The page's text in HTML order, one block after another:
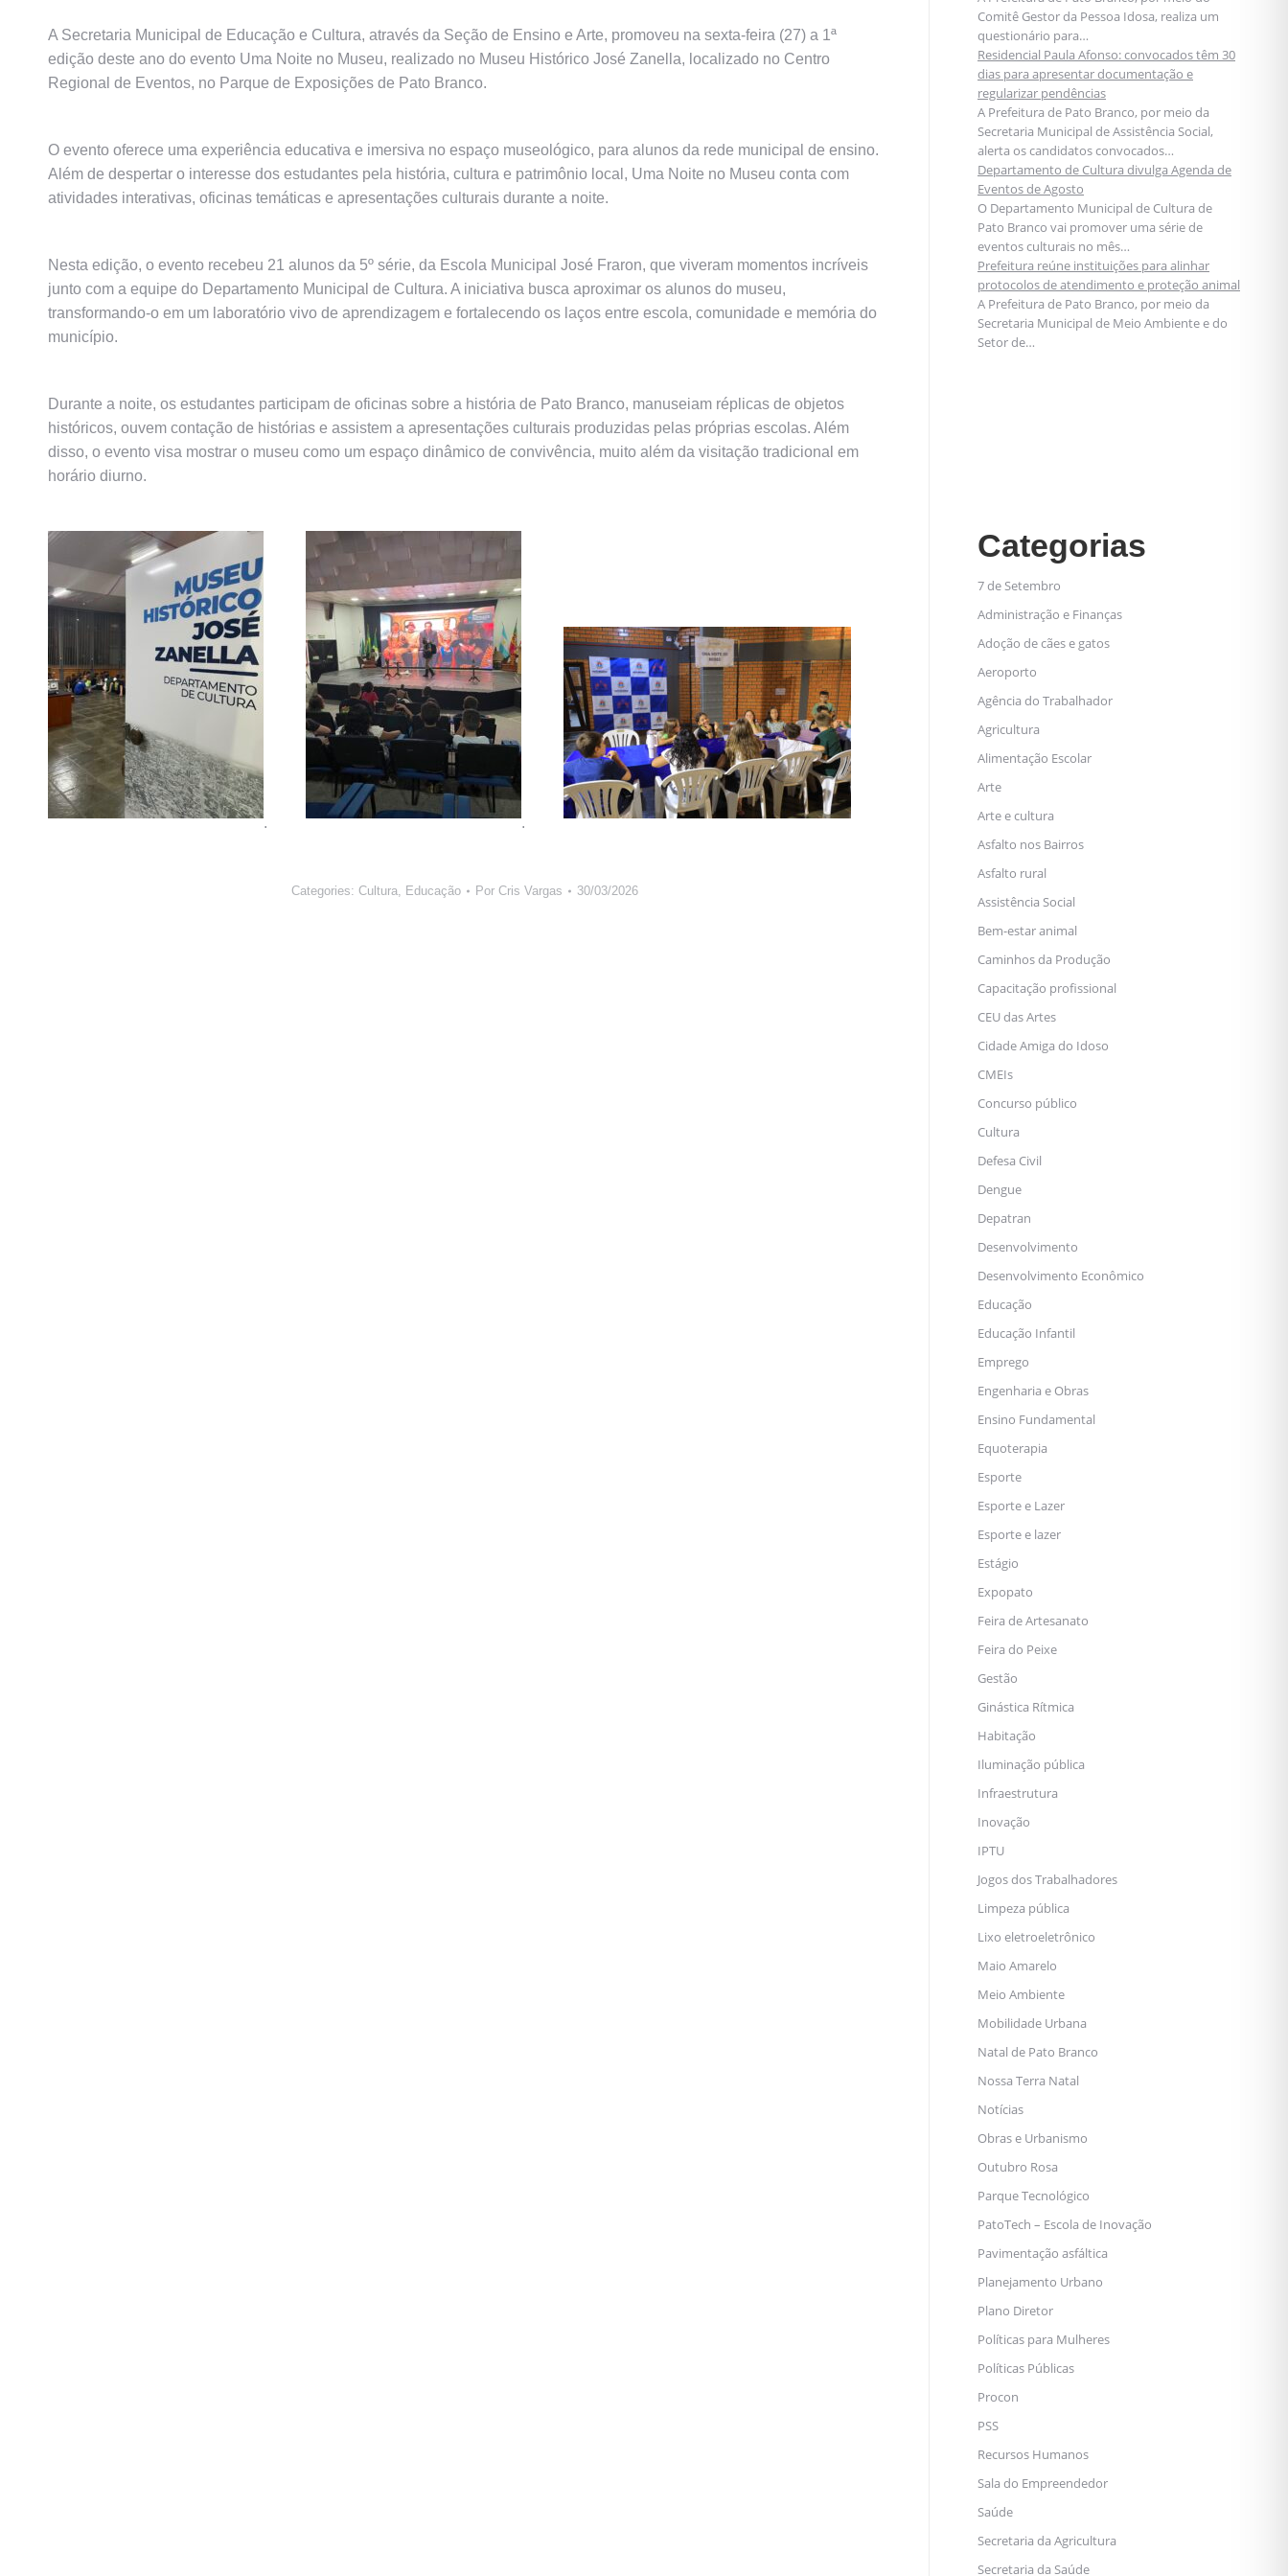
A Secretaria Municipal de Educação e Cultura, através da Seção de Ensino e Arte, promoveu na sexta-feira (27) a 1ª
edição deste ano do evento Uma Noite no Museu, realizado no Museu Histórico José Zanella, localizado no Centro
Regional de Eventos, no Parque de Exposições de Pato Branco.
O evento oferece uma experiência educativa e imersiva no espaço museológico, para alunos da rede municipal de ensino.
Além de despertar o interesse dos estudantes pela história, cultura e patrimônio local, Uma Noite no Museu conta com
atividades interativas, oficinas temáticas e apresentações culturais durante a noite.
Nesta edição, o evento recebeu 21 alunos da 5º série, da Escola Municipal José Fraron, que viveram momentos incríveis
junto com a equipe do Departamento Municipal de Cultura. A iniciativa busca aproximar os alunos do museu,
transformando-o em um laboratório vivo de aprendizagem e fortalecendo os laços entre escola, comunidade e memória do
município.
Durante a noite, os estudantes participam de oficinas sobre a história de Pato Branco, manuseiam réplicas de objetos
históricos, ouvem contação de histórias e assistem a apresentações culturais produzidas pelas próprias escolas. Além
disso, o evento visa mostrar o museu como um espaço dinâmico de convivência, muito além da visitação tradicional em
horário diurno.
. .
Categories: Cultura Educação Por Cris Vargas 30/03/2026
Comitê Gestor da Pessoa Idosa, realiza um
questionário para…
Residencial Paula Afonso: convocados têm 30
dias para apresentar documentação e
regularizar pendências
A Prefeitura de Pato Branco, por meio da
Secretaria Municipal de Assistência Social,
alerta os candidatos convocados…
Departamento de Cultura divulga Agenda de
Eventos de Agosto
O Departamento Municipal de Cultura de
Pato Branco vai promover uma série de
eventos culturais no mês…
Prefeitura reúne instituições para alinhar
protocolos de atendimento e proteção animal
A Prefeitura de Pato Branco, por meio da
Secretaria Municipal de Meio Ambiente e do
Setor de…
Categorias
7 de Setembro
Administração e Finanças
Adoção de cães e gatos
Aeroporto
Agência do Trabalhador
Agricultura
Alimentação Escolar
Arte
Arte e cultura
Asfalto nos Bairros
Asfalto rural
Assistência Social
Bem-estar animal
Caminhos da Produção
Capacitação profissional
CEU das Artes
Cidade Amiga do Idoso
CMEIs
Concurso público
Cultura
Defesa Civil
Dengue
Depatran
Desenvolvimento
Desenvolvimento Econômico
Educação
Educação Infantil
Emprego
Engenharia e Obras
Ensino Fundamental
Equoterapia
Esporte
Esporte e Lazer
Esporte e lazer
Estágio
Expopato
Feira de Artesanato
Feira do Peixe
Gestão
Ginástica Rítmica
Habitação
Iluminação pública
Infraestrutura
Inovação
IPTU
Jogos dos Trabalhadores
Limpeza pública
Lixo eletroeletrônico
Maio Amarelo
Meio Ambiente
Mobilidade Urbana
Natal de Pato Branco
Nossa Terra Natal
Notícias
Obras e Urbanismo
Outubro Rosa
Parque Tecnológico
PatoTech – Escola de Inovação
Pavimentação asfáltica
Planejamento Urbano
Plano Diretor
Políticas para Mulheres
Políticas Públicas
Procon
PSS
Recursos Humanos
Sala do Empreendedor
Saúde
Secretaria da Agricultura
Secretaria da Saúde